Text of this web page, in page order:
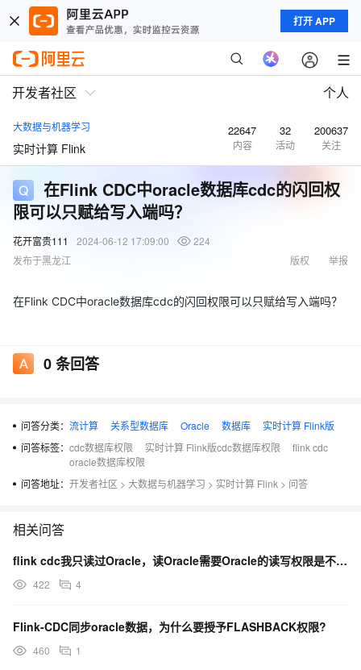
打开 APP
开发者社区 个人
大数据与机器学习
实时计算 Flink
22647
内容
32
活动
200637
关注
在Flink CDC中oracle数据库cdc的闪回权
限可以只赋给写入端吗？
花开富贵111 2024-06-12 17:09:00
224
发布于黑龙江
举报
版权
在Flink CDC中oracle数据库cdc的闪回权限可以只赋给写入端吗？
0条回答
问答分类： 流计算 关系型数据库 Oracle 数据库
实时计算 Flink版
问答标签： cdc数据库权限 实时计算 Flink版cdc数据库权限
flink cdc
oracle数据库权限
问答地址： 开发者社区 > 大数据与机器学习 > 实时计算 Flink > 问答
相关问答
flink cdc我只读过Oracle，读Oracle需要Oracle的读写权限是不是也需要写权限？
422 4
Flink-CDC同步oracle数据，为什么要授予FLASHBACK权限?
460 1